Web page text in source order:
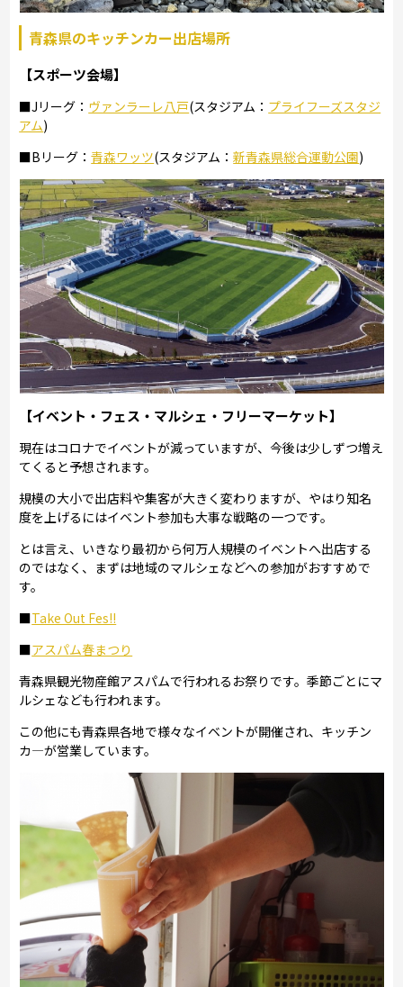
青森県のキッチンカー出店場所
【スポーツ会場】
■Jリーグ： ヴァンラーレ八戸(スタジアム： プライフーズスタジ
アム)
■Bリーグ：青森ワッツ(スタジアム：新青森県総合運動公園)
【イベント・フェス・マルシェ・フリーマーケット】
現在はコロナでイベントが減っていますが、今後は少しずつ増え
てくると予想されます。
規模の大小で出店料や集客が大きく変わりますが、やはり知名
度を上げるにはイベント参加も大事な戦略の一つです。
とは言え、いきなり最初から何万人規模のイベントへ出店する
のではなく、まずは地域のマルシェなどへの参加がおすすめで
す。
■Take Out Fes!!
■アスパム春まつり
青森県観光物産館アスパムで行われるお祭りです。季節ごとにマ
ルシェなども行われます。
この他にも青森県各地で様々なイベントが開催され、キッチン
カ―が営業しています。